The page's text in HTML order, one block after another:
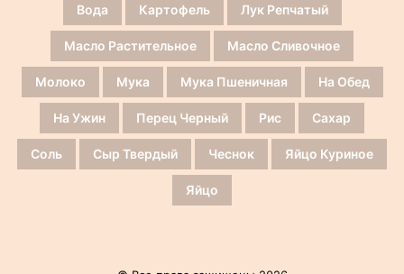
Вода Картофель Лук Репчатый
Масло Растительное Масло Сливочное
Молоко Мука Мука Пшеничная На Обед
На Ужин Перец Черный Рис Сахар
Соль Сыр Твердый Чеснок Яйцо Куриное
Яйцо